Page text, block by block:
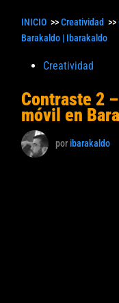
INICIO >>Creatividad >>
Barakaldo | Ibarakaldo
Publicado
Creatividad
Contraste 2
móvil en
poribarakaldo